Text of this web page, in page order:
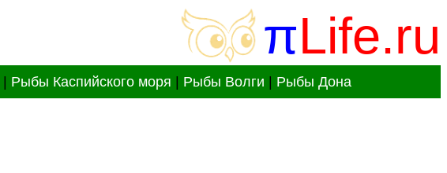
πLife.ru
Рыбы Каспийского моря Рыбы Волги Рыбы Дона